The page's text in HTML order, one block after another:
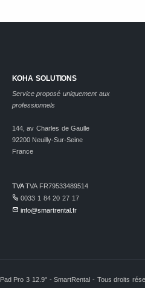
KOHA SOLUTIONS
Service proposé uniquement aux
professionnels
144, av Charles de Gaulle
92200 Neuilly-Sur-Seine
France
TVATVA FR79533489514
0033 1 84 20 27 17
info@smartrental.fr
Pro 3 12.9" - SmartRental - Tous droits